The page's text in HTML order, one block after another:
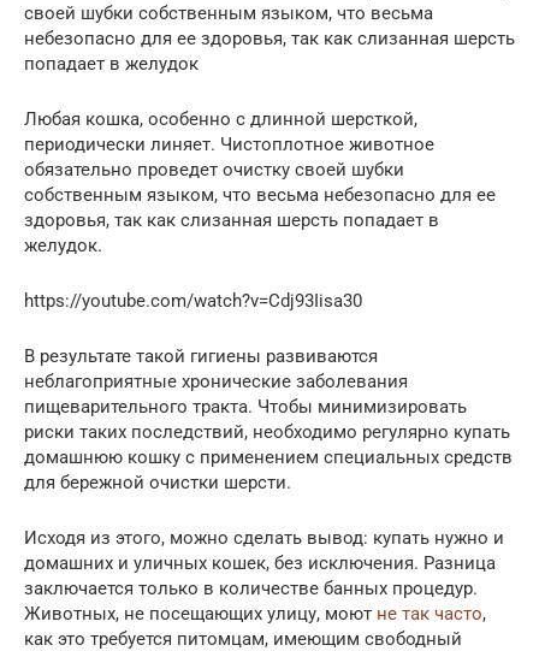
своей шубки собственным языком, что весьма
небезопасно для ее здоровья, так как слизанная шерсть
попадает в желудок
Любая кошка, особенно с длинной шерсткой,
периодически линяет. Чистоплотное животное
обязательно проведет очистку своей шубки
собственным языком, что весьма небезопасно для ее
здоровья, так как слизанная шерсть попадает в
желудок.
https://youtube.com/watch?v=Cdj93Iisa30
В результате такой гигиены развиваются
неблагоприятные хронические заболевания
пищеварительного тракта. Чтобы минимизировать
риски таких последствий, необходимо регулярно купать
домашнюю кошку с применением специальных средств
для бережной очистки шерсти.
Исходя из этого, можно сделать вывод: купать нужно и
домашних и уличных кошек, без исключения. Разница
заключается только в количестве банных процедур.
Животных, не посещающих улицу, моют не так часто,
как это требуется питомцам, имеющим свободный